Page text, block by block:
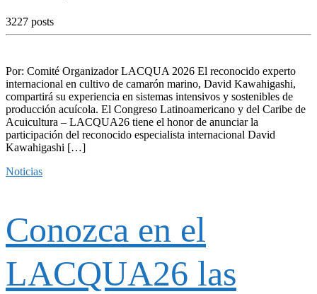
3227 posts
Por: Comité Organizador LACQUA 2026 El reconocido experto
internacional en cultivo de camarón marino, David Kawahigashi,
compartirá su experiencia en sistemas intensivos y sostenibles de
producción acuícola. El Congreso Latinoamericano y del Caribe de
Acuicultura – LACQUA26 tiene el honor de anunciar la
participación del reconocido especialista internacional David
Kawahigashi […]
Noticias
Conozca en el
LACQUA26 las